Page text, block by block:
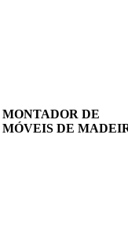
MONTADOR DE
MÓVEIS DE